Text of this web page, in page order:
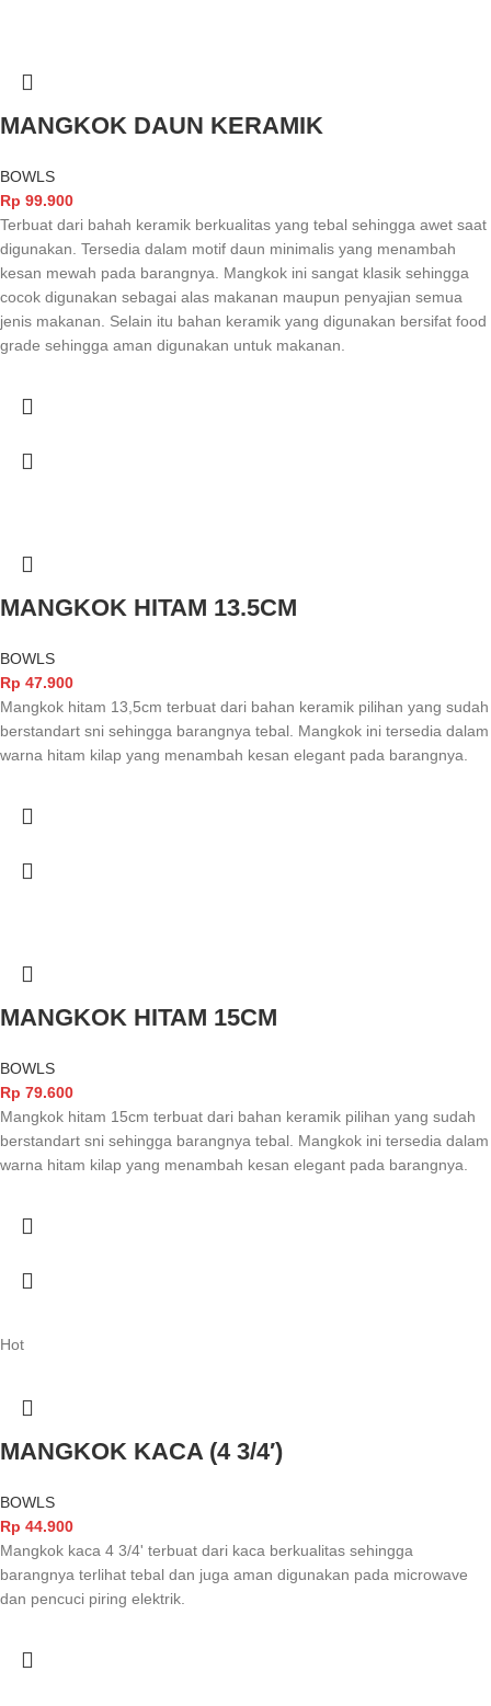
MANGKOK DAUN KERAMIK
BOWLS
Rp 99.900
Terbuat dari bahah keramik berkualitas yang tebal sehingga awet saat
digunakan. Tersedia dalam motif daun minimalis yang menambah
kesan mewah pada barangnya. Mangkok ini sangat klasik sehingga
cocok digunakan sebagai alas makanan maupun penyajian semua
jenis makanan. Selain itu bahan keramik yang digunakan bersifat food
grade sehingga aman digunakan untuk makanan.
MANGKOK HITAM 13.5CM
BOWLS
Rp 47.900
Mangkok hitam 13,5cm terbuat dari bahan keramik pilihan yang sudah
berstandart sni sehingga barangnya tebal. Mangkok ini tersedia dalam
warna hitam kilap yang menambah kesan elegant pada barangnya.
MANGKOK HITAM 15CM
BOWLS
Rp 79.600
Mangkok hitam 15cm terbuat dari bahan keramik pilihan yang sudah
berstandart sni sehingga barangnya tebal. Mangkok ini tersedia dalam
warna hitam kilap yang menambah kesan elegant pada barangnya.
Hot
MANGKOK KACA (4 3/4′)
BOWLS
Rp 44.900
Mangkok kaca 4 3/4' terbuat dari kaca berkualitas sehingga
barangnya terlihat tebal dan juga aman digunakan pada microwave
dan pencuci piring elektrik.